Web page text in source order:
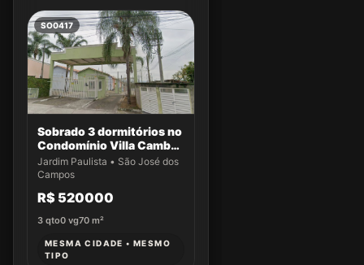
SO0417
Sobrado 3 dormitórios no
Condomínio Villa Cambuí
- Casa 032
Jardim Paulista • São José dos
Campos
R$ 520000
3 qto0 vg70 m²
MESMA CIDADE • MESMO
TIPO